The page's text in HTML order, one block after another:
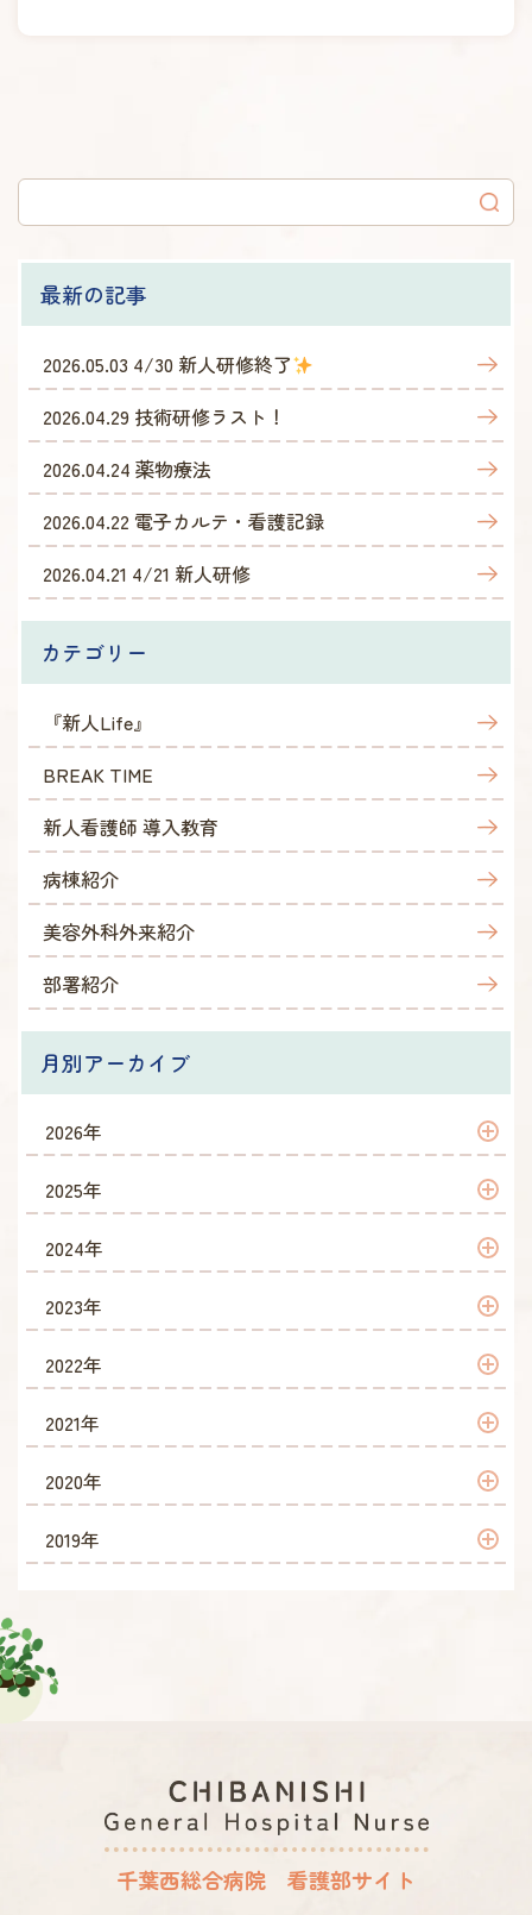
最新の記事
2026.05.03 4/30 新人研修終了
2026.04.29 技術研修ラスト！
2026.04.24 薬物療法
2026.04.22 電子カルテ・看護記録
2026.04.21 4/21 新人研修
カテゴリー
『新人Life』
BREAK TIME
新人看護師 導入教育
病棟紹介
美容外科外来紹介
部署紹介
月別アーカイブ
2026年
2026年 5月
2026年 4月
2025年
2025年 4月
2024年
2024年 4月
2023年
2023年 10月
2023年 6月
2023年 4月
2022年
2022年 9月
2022年 8月
2022年 7月
2022年 4月
2021年
2021年 12月
2021年 10月
2021年 5月
2020年
2020年 6月
2019年
2019年 4月
千葉西総合病院 看護部サイト